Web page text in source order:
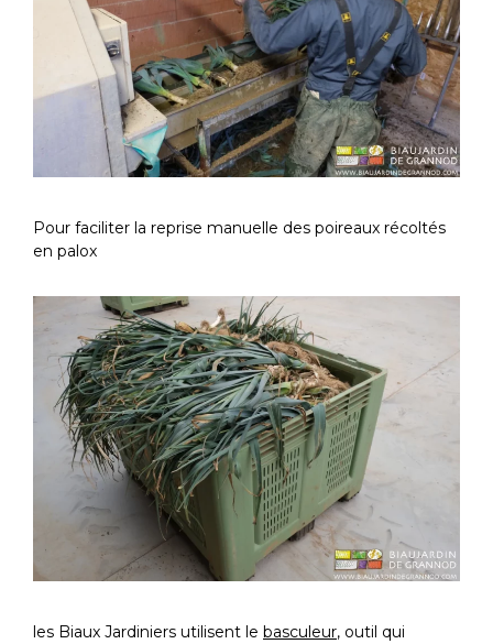
Pour faciliter la reprise manuelle des poireaux récoltés
en palox
les Biaux Jardiniers utilisent le basculeur, outil qui